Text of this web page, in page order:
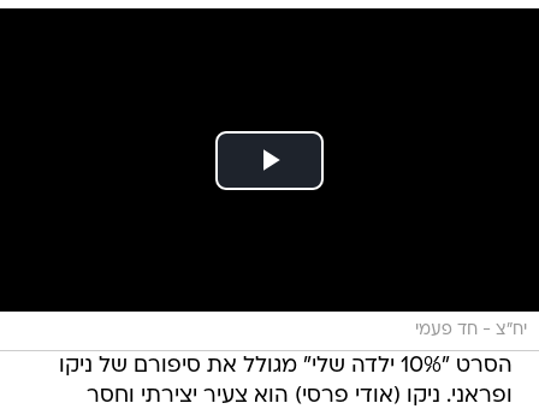
יח"צ - חד פעמי
הסרט "10% ילדה שלי" מגולל את סיפורם של ניקו
ופראני. ניקו (אודי פרסי) הוא צעיר יצירתי וחסר